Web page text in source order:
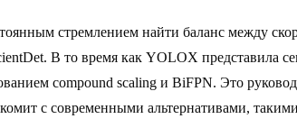
стремлением найти баланс между
В то время как YOLOX представила
compound scaling и BiFPN. Это
с современными альтернативами,